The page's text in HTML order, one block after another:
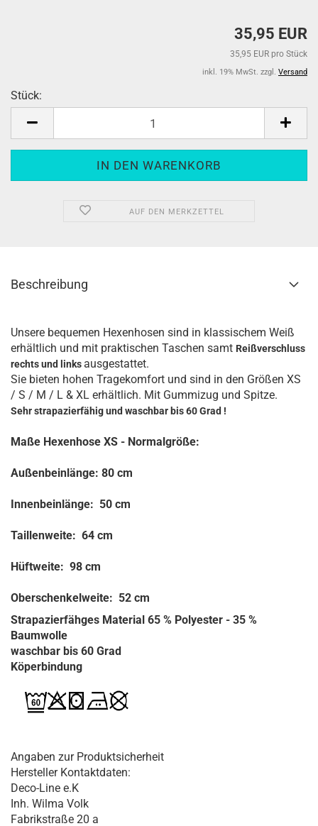
35,95 EUR
35,95 EUR pro Stück
inkl. 19% MwSt. zzgl. Versand
Stück:
AUF DEN MERKZETTEL
Beschreibung
Unsere bequemen Hexenhosen sind in klassischem Weiß
erhältlich und mit praktischen Taschen samt Reißverschluss
rechts und links ausgestattet.
Sie bieten hohen Tragekomfort und sind in den Größen XS
/ S / M / L & XL erhältlich. Mit Gummizug und Spitze.
Sehr strapazierfähig und waschbar bis 60 Grad !
Maße Hexenhose XS - Normalgröße:
Außenbeinlänge: 80 cm
Innenbeinlänge: 50 cm
Taillenweite: 64 cm
Hüftweite: 98 cm
Oberschenkelweite: 52 cm
Strapazierfähges Material 65 % Polyester - 35 %
Baumwolle
waschbar bis 60 Grad
Köperbindung
Angaben zur Produktsicherheit
Hersteller Kontaktdaten:
Deco-Line e.K
Inh. Wilma Volk
Fabrikstraße 20 a